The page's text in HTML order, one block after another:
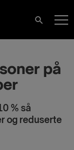
Search
på
% så
og reduserte